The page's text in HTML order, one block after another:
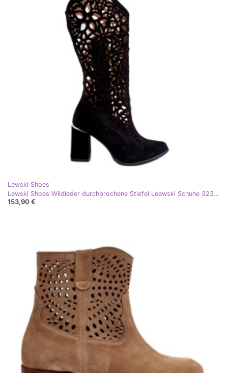
Lewski Shoes
Lewski Shoes Wildleder durchbrochene Stiefel Leewski Schuhe 3234 Schwarz
153,90 €